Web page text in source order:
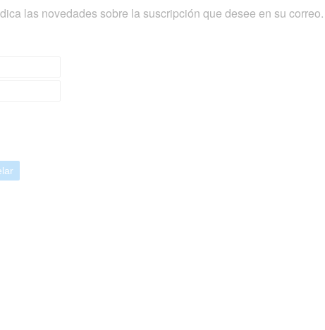
las novedades sobre la suscripción que desee en su correo.